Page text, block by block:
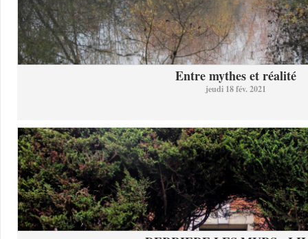
Entre mythes et réalité
jeudi 18 fév. 2021